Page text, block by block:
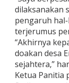
dilaksanakan
pengaruh
terjerumus
“Akhirnya
doakan desa
sejahtera,”
Ketua Panitia